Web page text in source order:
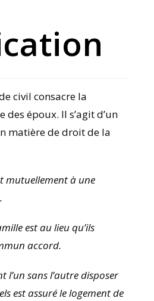
civil consacre la
époux. Il s’agit d’un
matière de droit de la
mutuellement à une
est au lieu qu’ils
accord.
l’un sans l’autre disposer
est assuré le logement de